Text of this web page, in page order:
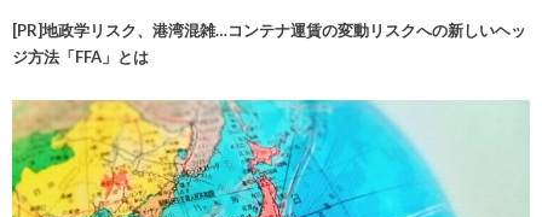
[PR]地政学リスク、港湾混雑…コンテナ運賃の変動リスクへの新しいヘッ
ジ方法「FFA」とは